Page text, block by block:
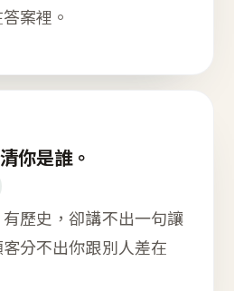
案裡。
你是誰。
歷史，卻講不出一句讓
分不出你跟別人差在